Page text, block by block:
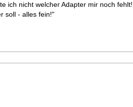
ich nicht welcher Adapter mir noch
soll - alles fein!"